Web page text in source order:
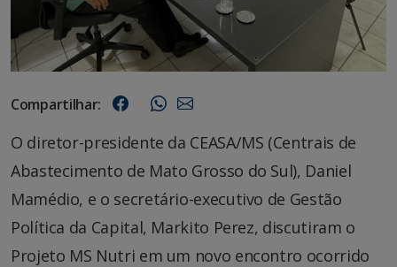
Compartilhar:
O diretor-presidente da CEASA/MS (Centrais de
Abastecimento de Mato Grosso do Sul), Daniel
Mamédio, e o secretário-executivo de Gestão
Política da Capital, Markito Perez, discutiram o
Projeto MS Nutri em um novo encontro ocorrido